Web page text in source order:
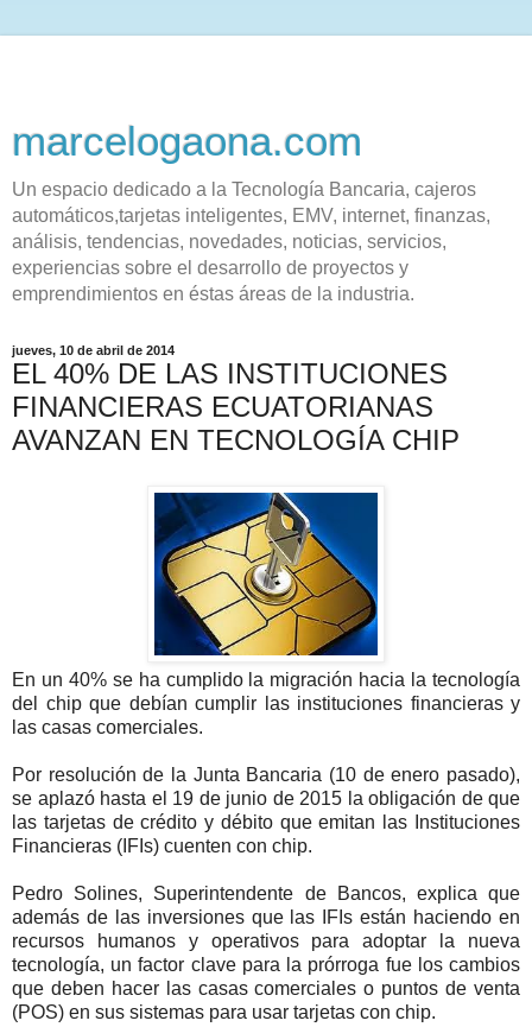
marcelogaona.com
Un espacio dedicado a la Tecnología Bancaria, cajeros
automáticos,tarjetas inteligentes, EMV, internet, finanzas,
análisis, tendencias, novedades, noticias, servicios,
experiencias sobre el desarrollo de proyectos y
emprendimientos en éstas áreas de la industria.
jueves, 10 de abril de 2014
EL 40% DE LAS INSTITUCIONES
FINANCIERAS ECUATORIANAS
AVANZAN EN TECNOLOGÍA CHIP
En un 40% se ha cumplido la migración hacia la tecnología
del chip que debían cumplir las instituciones financieras y
las casas comerciales.
Por resolución de la Junta Bancaria (10 de enero pasado),
se aplazó hasta el 19 de junio de 2015 la obligación de que
las tarjetas de crédito y débito que emitan las Instituciones
Financieras (IFIs) cuenten con chip.
Pedro Solines, Superintendente de Bancos, explica que
además de las inversiones que las IFIs están haciendo en
recursos humanos y operativos para adoptar la nueva
tecnología, un factor clave para la prórroga fue los cambios
que deben hacer las casas comerciales o puntos de venta
(POS) en sus sistemas para usar tarjetas con chip.